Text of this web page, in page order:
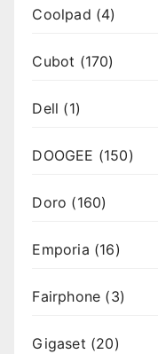
Coolpad (4)
Cubot (170)
Dell (1)
DOOGEE (150)
Doro (160)
Emporia (16)
Fairphone (3)
Gigaset (20)